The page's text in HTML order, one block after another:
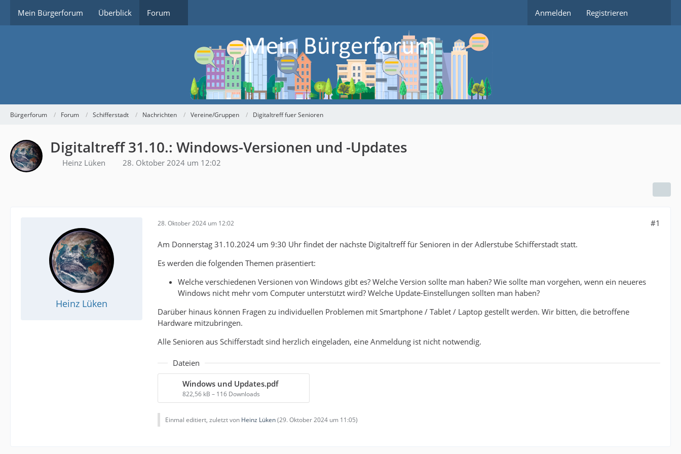
Mein Bürgerforum Überblick Forum Anmelden Registrieren
Bürgerforum Forum Schifferstadt Nachrichten Vereine/Gruppen Digitaltreff fuer Senioren
Digitaltreff 31.10.: Windows-Versionen und -Updates
Heinz Lüken 28. Oktober 2024 um 12:02
Heinz Lüken
28. Oktober 2024 um 12:02 #1
Am Donnerstag 31.10.2024 um 9:30 Uhr findet der nächste Digitaltreff für Senioren in der Adlerstube Schifferstadt statt.
Es werden die folgenden Themen präsentiert:
Welche verschiedenen Versionen von Windows gibt es? Welche Version sollte man haben? Wie sollte man vorgehen, wenn ein neueres
Windows nicht mehr vom Computer unterstützt wird? Welche Update-Einstellungen sollten man haben?
Darüber hinaus können Fragen zu individuellen Problemen mit Smartphone / Tablet / Laptop gestellt werden. Wir bitten, die betroffene
Hardware mitzubringen.
Alle Senioren aus Schifferstadt sind herzlich eingeladen, eine Anmeldung ist nicht notwendig.
Dateien
Windows und Updates.pdf
822,56 kB – 116 Downloads
Einmal editiert, zuletzt von Heinz Lüken(29. Oktober 2024 um 11:05)